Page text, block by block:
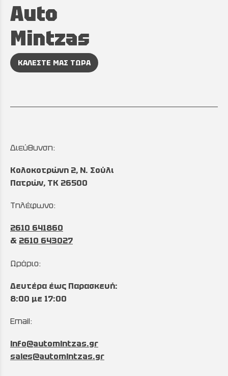
Auto
Mintzas
ΚΑΛΕΣΤΕ ΜΑΣ ΤΩΡΑ
Διεύθυνση:
Κολοκοτρώνη 2, Ν. Σούλι
Πατρών, TK 26500
Τηλέφωνο:
2610 641860
& 2610 643027
Ωράριο:
Δευτέρα έως Παρασκευή:
8:00 με 17:00
Email:
info@automintzas.gr
sales@automintzas.gr